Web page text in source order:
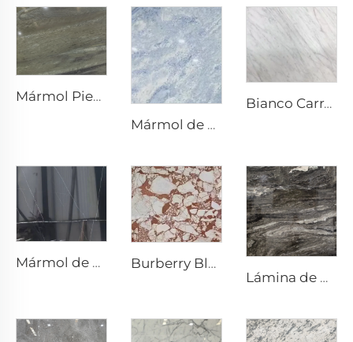
Mármol Piedra Natural Super Verde
Mármol de piedra natural Gris Blanco Cristal Azul con textura gris azulada y manchas brillantes
Bianco Carrara Blanco Piedra Natural Mármol con Venas Grises Claras
Mármol de piedra natural Nero Marquina Negro con textura de veta blanca tipo craquelado
Burberry Blanco Piedra Natural Mármol con Patrón Irregular Rojo-Café
Lámina de Piedra de Granito Natural con Características Únicas en Estrellado Ensueño